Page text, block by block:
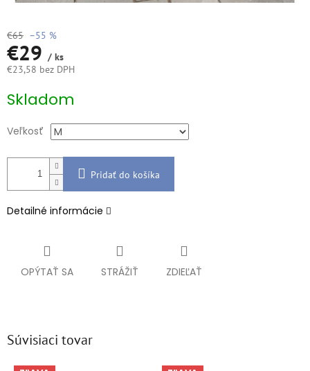
€65 –55 %
€29 / ks
€23,58 bez DPH
cena:
Skladom
Veľkosť
Pridať do košíka
Detailné informácie
OPÝTAŤ SA STRÁŽIŤ ZDIEĽAŤ
Súvisiaci tovar